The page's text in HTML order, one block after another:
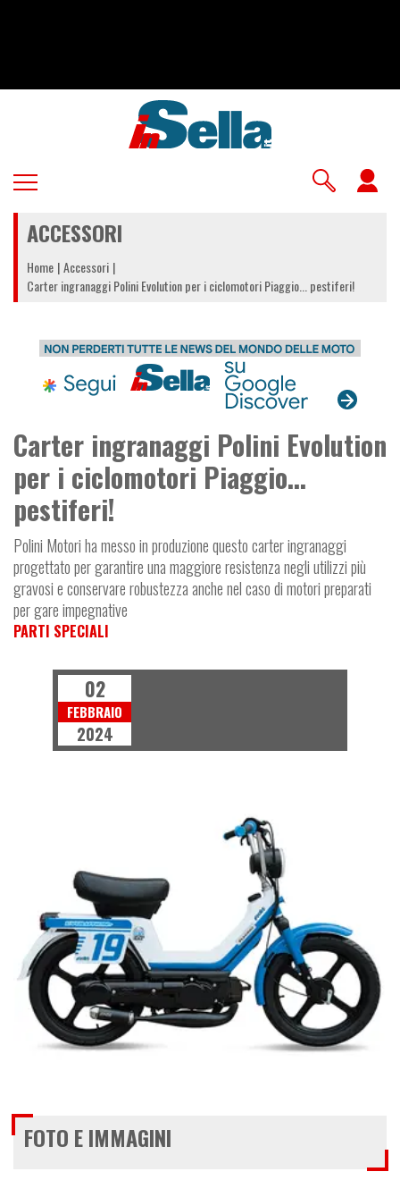
ACCESSORI
Home Accessori
Carter ingranaggi Polini Evolution per i ciclomotori Piaggio... pestiferi!
Carter ingranaggi Polini Evolution
per i ciclomotori Piaggio...
pestiferi!
Polini Motori ha messo in produzione questo carter ingranaggi
progettato per garantire una maggiore resistenza negli utilizzi più
gravosi e conservare robustezza anche nel caso di motori preparati
per gare impegnative
PARTI SPECIALI
02
FEBBRAIO
2024
FOTO E IMMAGINI